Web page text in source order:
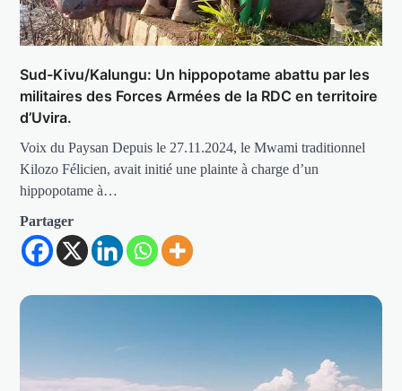
Sud-Kivu/Kalungu: Un hippopotame abattu par les
militaires des Forces Armées de la RDC en territoire
d’Uvira.
Voix du Paysan Depuis le 27.11.2024, le Mwami traditionnel
Kilozo Félicien, avait initié une plainte à charge d’un
hippopotame à…
Partager